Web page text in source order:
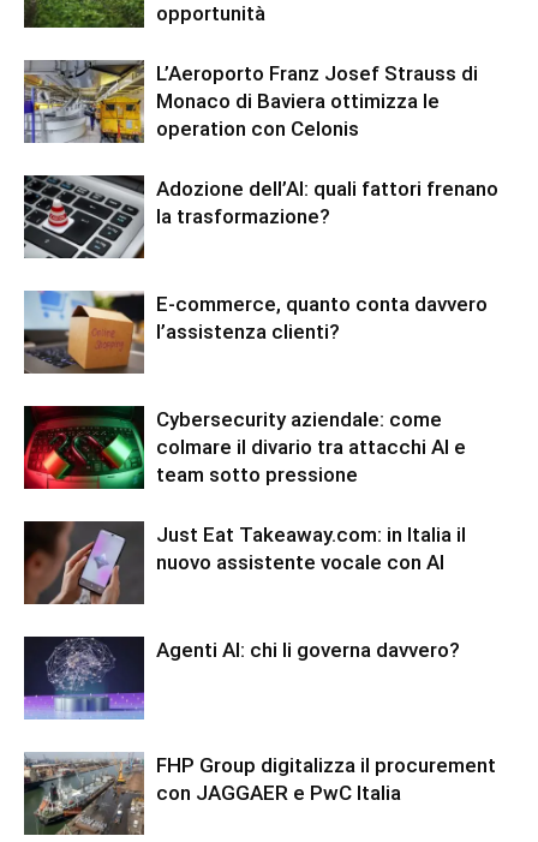
opportunità
L’Aeroporto Franz Josef Strauss di
Monaco di Baviera ottimizza le
operation con Celonis
Adozione dell’AI: quali fattori frenano
la trasformazione?
E-commerce, quanto conta davvero
l’assistenza clienti?
Cybersecurity aziendale: come
colmare il divario tra attacchi AI e
team sotto pressione
Just Eat Takeaway.com: in Italia il
nuovo assistente vocale con AI
Agenti AI: chi li governa davvero?
FHP Group digitalizza il procurement
con JAGGAER e PwC Italia